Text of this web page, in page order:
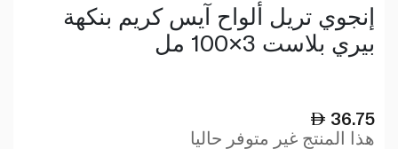
إنجوي تريل ألواح آيس كريم بنكهة
بيري بلاست 3×100 مل
36.75
هذا المنتج غير متوفر حاليا